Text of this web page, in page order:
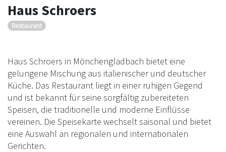
Haus Schroers
Restaurant
Haus Schroers in Mönchengladbach bietet eine
gelungene Mischung aus italienischer und deutscher
Küche. Das Restaurant liegt in einer ruhigen Gegend
und ist bekannt für seine sorgfältig zubereiteten
Speisen, die traditionelle und moderne Einflüsse
vereinen. Die Speisekarte wechselt saisonal und bietet
eine Auswahl an regionalen und internationalen
Gerichten.